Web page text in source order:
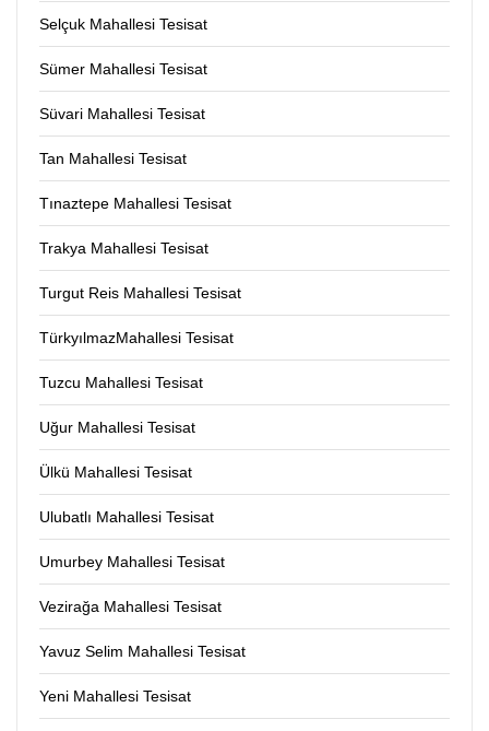
Selçuk Mahallesi Tesisat
Sümer Mahallesi Tesisat
Süvari Mahallesi Tesisat
Tan Mahallesi Tesisat
Tınaztepe Mahallesi Tesisat
Trakya Mahallesi Tesisat
Turgut Reis Mahallesi Tesisat
TürkyılmazMahallesi Tesisat
Tuzcu Mahallesi Tesisat
Uğur Mahallesi Tesisat
Ülkü Mahallesi Tesisat
Ulubatlı Mahallesi Tesisat
Umurbey Mahallesi Tesisat
Vezirağa Mahallesi Tesisat
Yavuz Selim Mahallesi Tesisat
Yeni Mahallesi Tesisat